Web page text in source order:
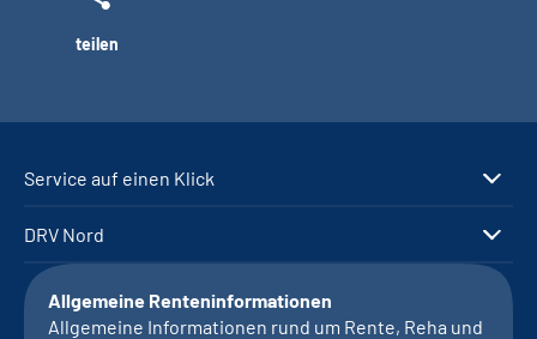
teilen
Service auf einen Klick
DRV Nord
Allgemeine Renteninformationen
Allgemeine Informationen rund um Rente, Reha und